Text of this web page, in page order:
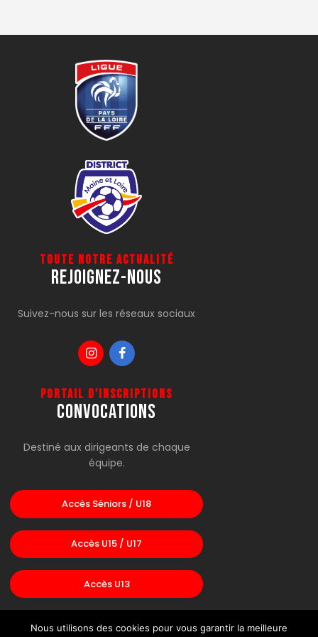
Toute notre actualité
Rejoignez-Nous
Suivez-nous sur les réseaux sociaux
Portail d'inscriptions
CONVOCATIONS
Destiné aux dirigeants de chaque
équipe.
Accès Séniors / U18
Accès U15 / U17
Accès U13
Nous utilisons des cookies pour vous garantir la meilleure